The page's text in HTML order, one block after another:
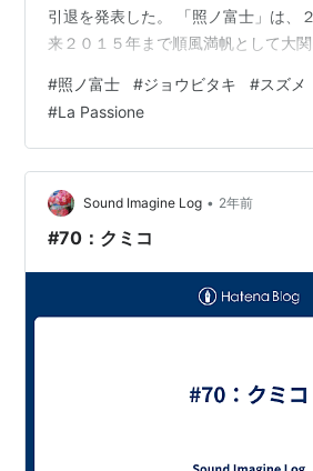
引退を発表した。 「照ノ富士」は、
来２０１５年まで順風満帆として大
ように序二段まで転落した。しかし、
げることなく、２０２１年には最高位
めた
（https://news.livedoor.com/
）。 言わば、天国から地獄を経験し
身横綱であった。 元白鵬が照ノ富士…
#照ノ富士 #ジョウビタキ #スズメ
#La Passione
Sound Imagine Log • 2年前
#70：クミコ